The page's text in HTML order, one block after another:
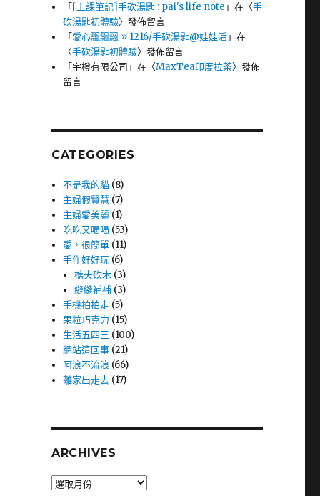
「[上課筆記]手砍湯匙 : pai's life note 」在〈手
砍湯匙初體驗〉發佈留言
「愛心飄飄飄 » 1216/手砍湯匙@娃娃活」在
〈手砍湯匙初體驗〉發佈留言
「宇橙有限公司 」在〈MaxTea印度拉茶〉發佈
留言
CATEGORIES
不是我的貓 (8)
主婦假賢慧 (7)
主婦愛美麗 (1)
吃吃又喝喝 (53)
愛，很簡單 (11)
手作好好玩 (6)
樵夫砍木 (3)
縫縫補補 (3)
手機拍拍走 (5)
果粒巧克力 (15)
生活五四三 (100)
網站這回事 (21)
阿浪不流浪 (66)
離家出走去 (17)
ARCHIVES
Archives